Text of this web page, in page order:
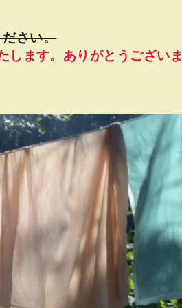
さい。
します。ありがとうござい